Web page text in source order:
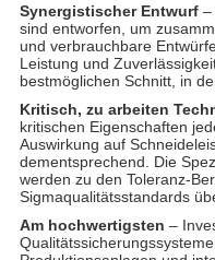
Synergistischer Entwurf–
sind entworfen, um
und verbrauchbare
Leistung und
bestmöglichen Schnitt, in
Kritisch, zu arbeiten
kritischen Eigenschaften
Auswirkung auf
dementsprechend. Die
werden zu den Toleranz-
Sigmaqualitätsstandards
Am hochwertigsten –